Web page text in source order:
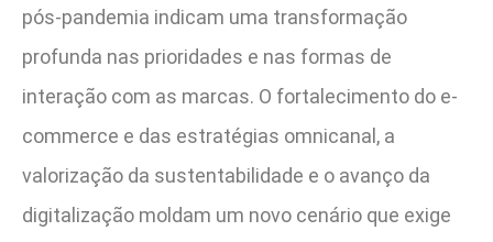
pós-pandemia indicam uma transformação
profunda nas prioridades e nas formas de
interação com as marcas. O fortalecimento do e-
commerce e das estratégias omnicanal, a
valorização da sustentabilidade e o avanço da
digitalização moldam um novo cenário que exige